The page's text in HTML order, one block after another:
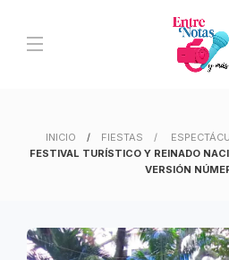
INICIO FIESTAS
FESTIVAL TURÍSTICO Y REINADO
VERSIÓN